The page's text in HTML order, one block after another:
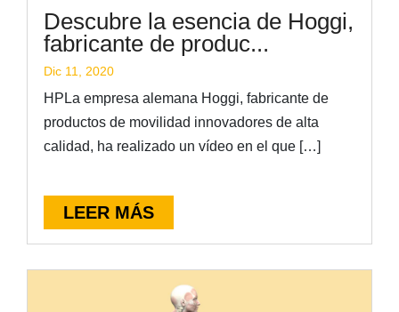
Descubre la esencia de Hoggi,
fabricante de produc...
Dic 11, 2020
HPLa empresa alemana Hoggi, fabricante de
productos de movilidad innovadores de alta
calidad, ha realizado un vídeo en el que […]
LEER MÁS